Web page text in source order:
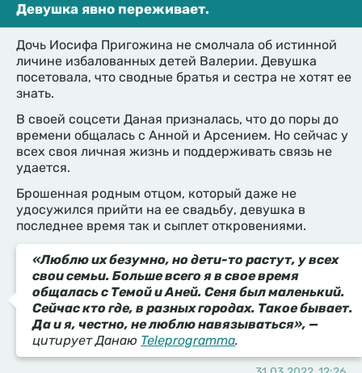
Девушка явно переживает.
Дочь Иосифа Пригожина не смолчала об истинной
личине избалованных детей Валерии. Девушка
посетовала, что сводные братья и сестра не хотят ее
знать.
В своей соцсети Даная призналась, что до поры до
времени общалась с Анной и Арсением. Но сейчас у
всех своя личная жизнь и поддерживать связь не
удается.
Брошенная родным отцом, который даже не
удосужился прийти на ее свадьбу, девушка в
последнее время так и сыплет откровениями.
«Люблю их безумно, но дети-то растут, у всех
свои семьи. Больше всего я в свое время
общалась с Темой и Аней. Сеня был маленький.
Сейчас кто где, в разных городах. Такое бывает.
Да и я, честно, не люблю навязываться», —
цитирует Данаю Teleprogramma.